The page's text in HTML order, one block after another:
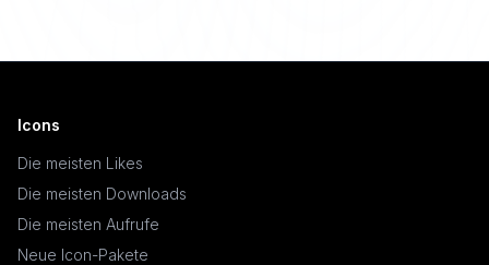
Icons
Die meisten Likes
Die meisten Downloads
Die meisten Aufrufe
Neue Icon-Pakete